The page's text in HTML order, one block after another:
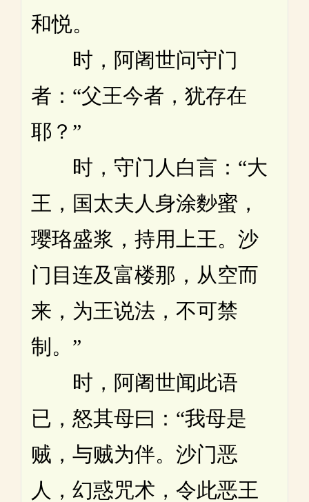
和悦。
时，阿阇世问守门
者：“父王今者，犹存在
耶？”
时，守门人白言：“大
王，国太夫人身涂麨蜜，
璎珞盛浆，持用上王。沙
门目连及富楼那，从空而
来，为王说法，不可禁
制。”
时，阿阇世闻此语
已，怒其母曰：“我母是
贼，与贼为伴。沙门恶
人，幻惑咒术，令此恶王